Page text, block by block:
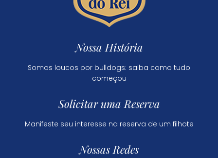
Nossa História
Somos loucos por bulldogs: saiba como tudo
começou
Solicitar uma Reserva
Manifeste seu interesse na reserva de um filhote
Nossas Redes